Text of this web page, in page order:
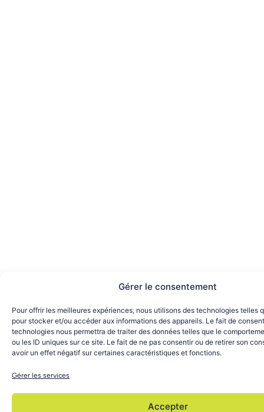
Gérer le consentement
Pour offrir les meilleures expériences, nous utilisons des technologies telles
pour stocker et/ou accéder aux informations des appareils. Le fait de
technologies nous permettra de traiter des données telles que le
ou les ID uniques sur ce site. Le fait de ne pas consentir ou de retirer son
avoir un effet négatif sur certaines caractéristiques et fonctions.
Gérer les services
Accepter